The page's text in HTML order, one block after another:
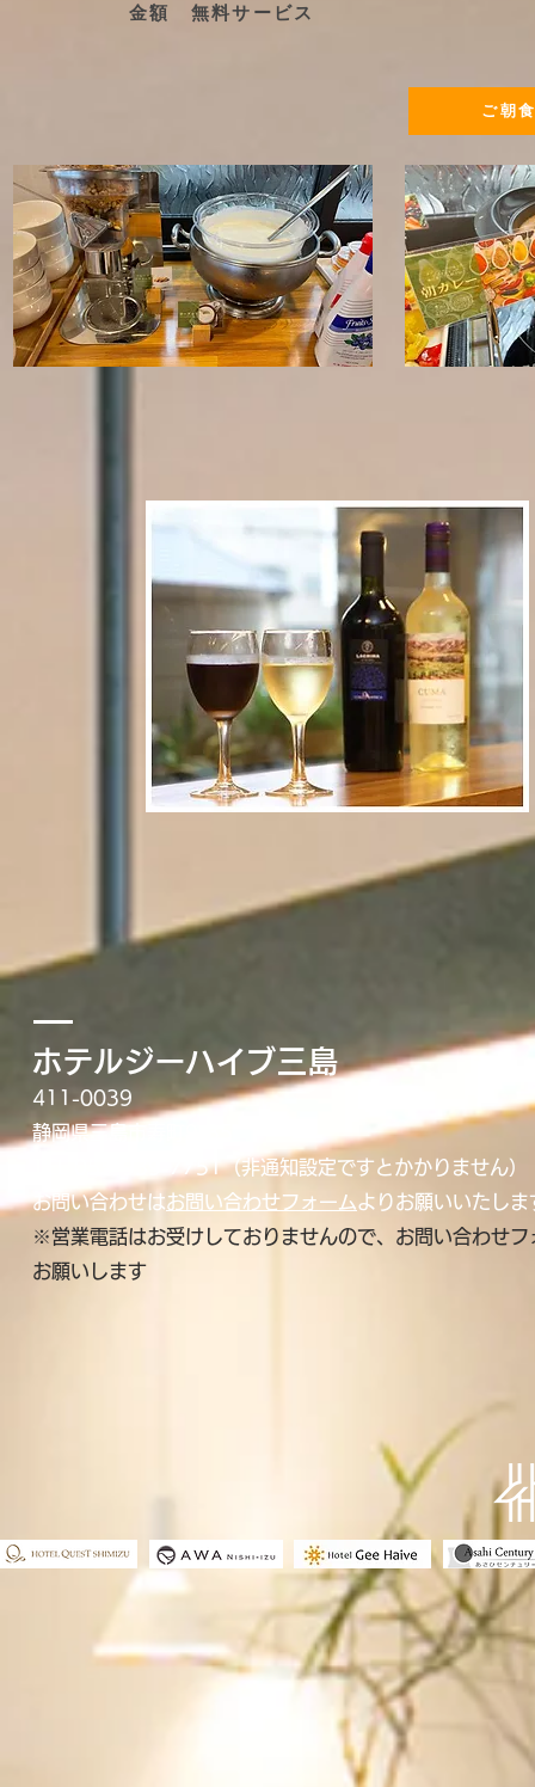
​金額 無料サービス
ご朝
ホテルジーハイブ三島
411-0039
静岡県三島市寿町9-35
TEL 055-939-7751（非通知設定ですとかかりません）
お問い合わせはお問い合わせフォームよりお願いいたしま
※営業電話はお受けしておりませんので、お問い合わせフ
お願いします